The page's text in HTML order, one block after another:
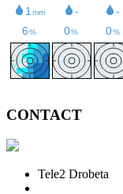
CONTACT
Tele2 Drobeta